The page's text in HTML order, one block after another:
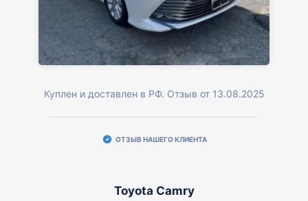
Куплен и доставлен в РФ. Отзыв от 13.08.2025
ОТЗЫВ НАШЕГО КЛИЕНТА
Toyota Camry